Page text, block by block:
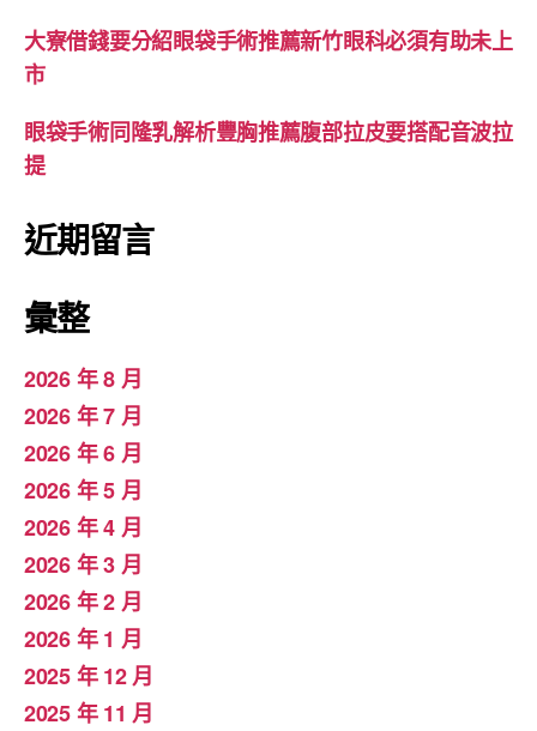
大寮借錢要分紹眼袋手術推薦新竹眼科必須有助未上
市
眼袋手術同隆乳解析豐胸推薦腹部拉皮要搭配音波拉
提
近期留言
彙整
2026 年 8 月
2026 年 7 月
2026 年 6 月
2026 年 5 月
2026 年 4 月
2026 年 3 月
2026 年 2 月
2026 年 1 月
2025 年 12 月
2025 年 11 月